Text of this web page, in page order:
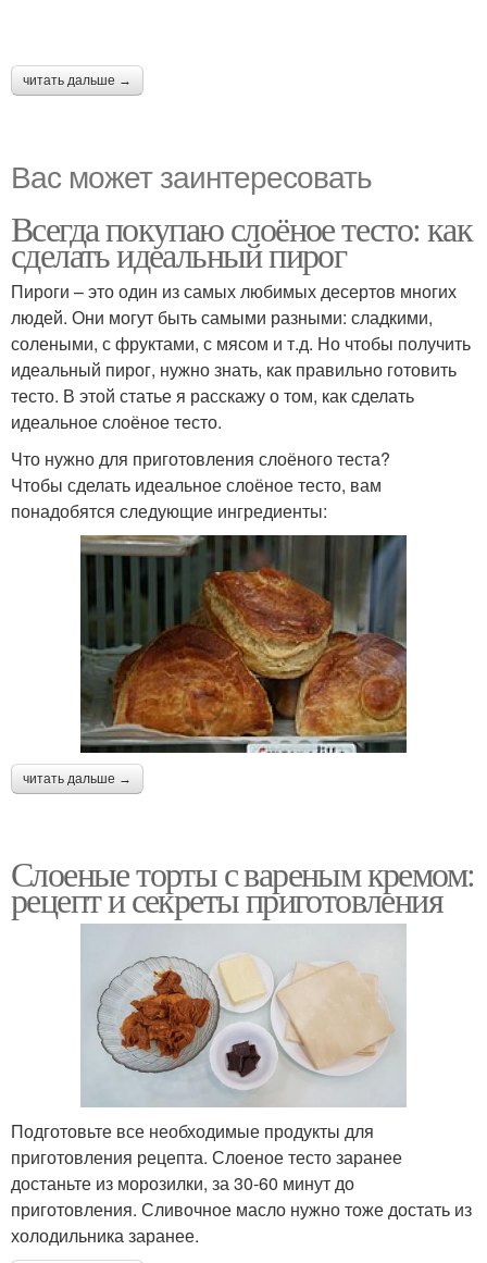
читать дальше →
Вас может заинтересовать
Всегда покупаю слоёное тесто: как
сделать идеальный пирог
Пироги – это один из самых любимых десертов многих
людей. Они могут быть самыми разными: сладкими,
солеными, с фруктами, с мясом и т.д. Но чтобы получить
идеальный пирог, нужно знать, как правильно готовить
тесто. В этой статье я расскажу о том, как сделать
идеальное слоёное тесто.
Что нужно для приготовления слоёного теста?
Чтобы сделать идеальное слоёное тесто, вам
понадобятся следующие ингредиенты:
читать дальше →
Слоеные торты с вареным кремом:
рецепт и секреты приготовления
Подготовьте все необходимые продукты для
приготовления рецепта. Слоеное тесто заранее
достаньте из морозилки, за 30-60 минут до
приготовления. Сливочное масло нужно тоже достать из
холодильника заранее.